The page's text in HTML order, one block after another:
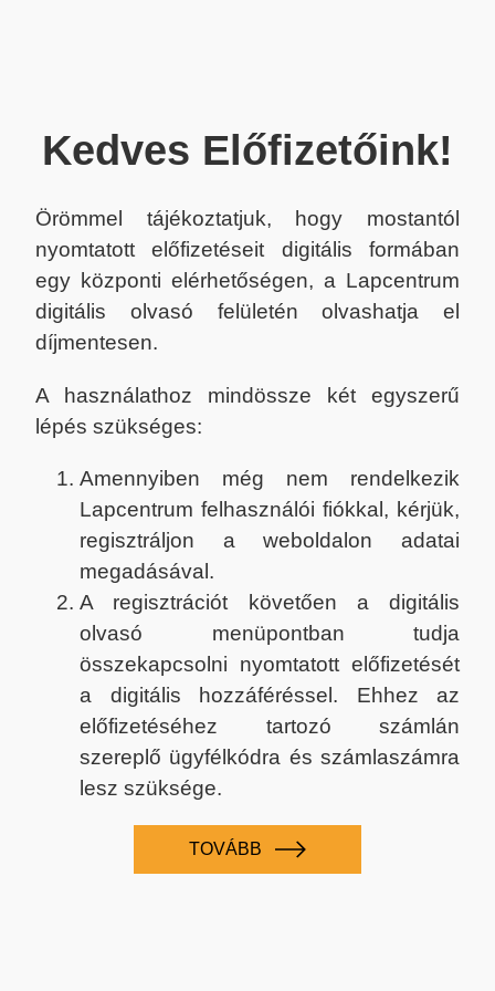
Kedves Előfizetőink!
Örömmel tájékoztatjuk, hogy mostantól
nyomtatott előfizetéseit digitális formában
egy központi elérhetőségen, a Lapcentrum
digitális olvasó felületén olvashatja el
díjmentesen.
A használathoz mindössze két egyszerű
lépés szükséges:
Amennyiben még nem rendelkezik
Lapcentrum felhasználói fiókkal, kérjük,
regisztráljon a weboldalon adatai
megadásával.
A regisztrációt követően a digitális
olvasó menüpontban tudja
összekapcsolni nyomtatott előfizetését
a digitális hozzáféréssel. Ehhez az
előfizetéséhez tartozó számlán
szereplő ügyfélkódra és számlaszámra
lesz szüksége.
TOVÁBB